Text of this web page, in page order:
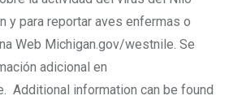
y para reportar aves enfermas o
Web Michigan.gov/westnile. Se
adicional en
Additional information can be found